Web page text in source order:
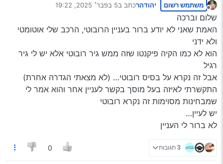
מנותק
משתמש רשום יהודהרכתב ב5 בפבר׳ 2025, 19:22
נערך לאחרונה על ידי
שלום וברכה
האמת שאני לא יודע ברור בעניין הרובוטי, הרכב שלי אוטומטי
ולא ידני
הוא לא כמו הקיה פיקנטו שזה ממש גיר רובוטי אלא יש לי גיר
רגיל
אבל זה נקרא על בסיס רובוטי… (לא מצאתי הגדרה אחרת)
התקשרתי לאיזה בעל מוסך בקשר לעניין אחר והוא אמר לי
שמבחינות מסוימות זה נקרא רובוטי
יש לעיין…
לא ברור לי העניין
3 תגובות 0